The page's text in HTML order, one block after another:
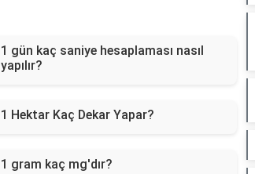
1 gün kaç saniye hesaplaması nasıl
yapılır?
1 Hektar Kaç Dekar Yapar?
1 gram kaç mg'dır?